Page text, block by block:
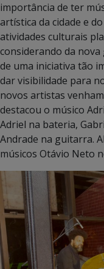
importância de ter
artística da cidade e
atividades culturais
considerando da
de uma iniciativa tão
dar visibilidade para
novos artistas
destacou o músico
Adriel na bateria,
Andrade na guitarra.
músicos Otávio Neto